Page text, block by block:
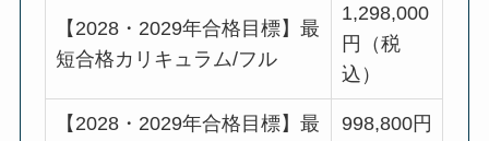
【2028・2029年合格目標】最
短合格カリキュラム/フル
1,298,000
円（税
込）
【2028・2029年合格目標】最
998,800円